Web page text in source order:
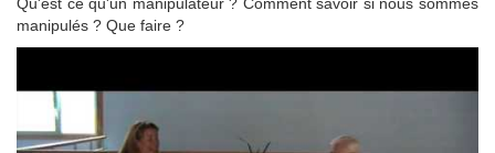
manipulés ? Que faire ?